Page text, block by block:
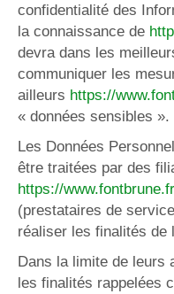
confidentialité des
la connaissance de
devra dans les
communiquer les
ailleurs https://
« données sensibles ».
Les Données
être traitées par des
https://www.fontbrune.fr
(prestataires de
réaliser les finalités de
Dans la limite de leurs
les finalités rappelées